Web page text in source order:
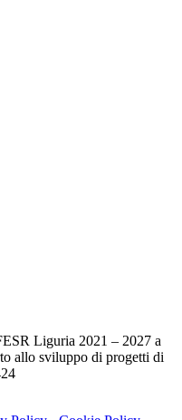
Liguria 2021 – 2027 a
allo sviluppo di progetti di